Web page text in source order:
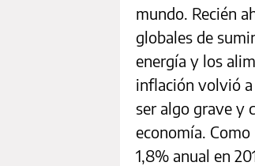
mundo. Recién
globales de
energía y los
inflación volvió a
ser algo grave y
economía.
1,8% anual en